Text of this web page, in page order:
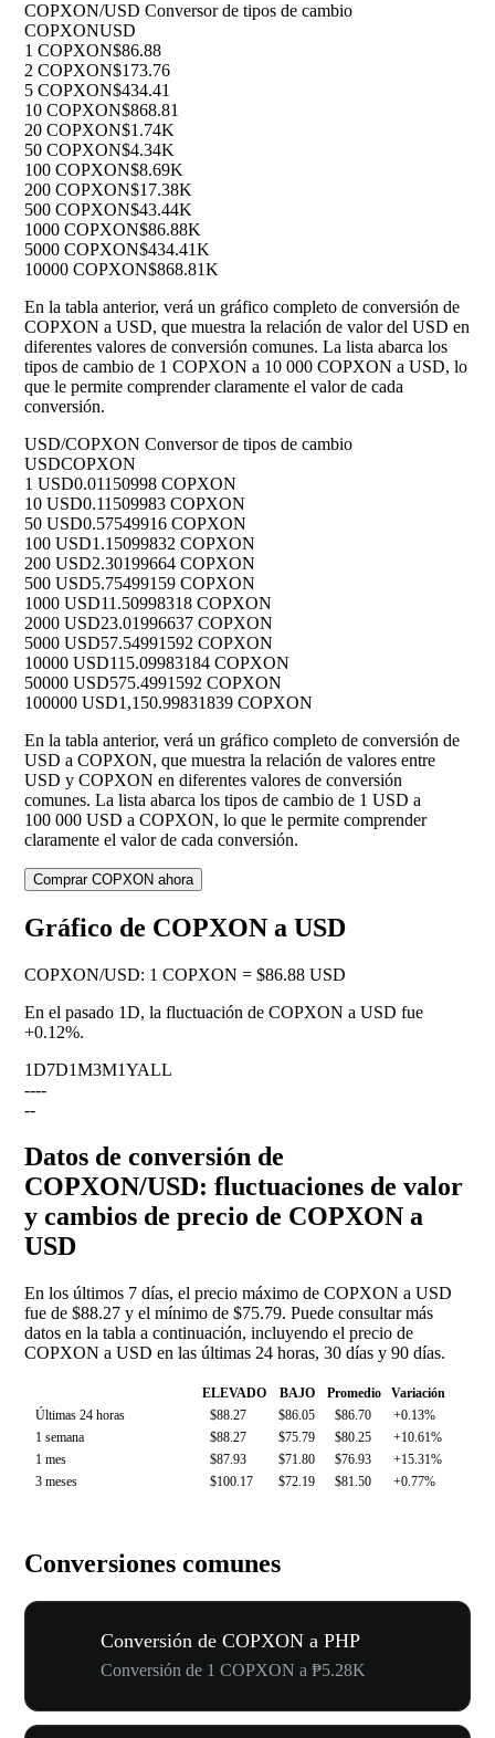
COPXON/USD Conversor de tipos de cambio
COPXONUSD
1 COPXON$86.88
2 COPXON$173.76
5 COPXON$434.41
10 COPXON$868.81
20 COPXON$1.74K
50 COPXON$4.34K
100 COPXON$8.69K
200 COPXON$17.38K
500 COPXON$43.44K
1000 COPXON$86.88K
5000 COPXON$434.41K
10000 COPXON$868.81K
En la tabla anterior, verá un gráfico completo de conversión de
COPXON a USD, que muestra la relación de valor del USD en
diferentes valores de conversión comunes. La lista abarca los
tipos de cambio de 1 COPXON a 10 000 COPXON a USD, lo
que le permite comprender claramente el valor de cada
conversión.
USD/COPXON Conversor de tipos de cambio
USDCOPXON
1 USD0.01150998 COPXON
10 USD0.11509983 COPXON
50 USD0.57549916 COPXON
100 USD1.15099832 COPXON
200 USD2.30199664 COPXON
500 USD5.75499159 COPXON
1000 USD11.50998318 COPXON
2000 USD23.01996637 COPXON
5000 USD57.54991592 COPXON
10000 USD115.09983184 COPXON
50000 USD575.4991592 COPXON
100000 USD1,150.99831839 COPXON
En la tabla anterior, verá un gráfico completo de conversión de
USD a COPXON, que muestra la relación de valores entre
USD y COPXON en diferentes valores de conversión
comunes. La lista abarca los tipos de cambio de 1 USD a
100 000 USD a COPXON, lo que le permite comprender
claramente el valor de cada conversión.
Comprar COPXON ahora
Gráfico de COPXON a USD
COPXON/USD: 1 COPXON = $86.88 USD
En el pasado 1D, la fluctuación de COPXON a USD fue
+0.12%.
1D7D1M3M1YALL
----
--
Datos de conversión de
COPXON/USD: fluctuaciones de valor
y cambios de precio de COPXON a
USD
En los últimos 7 días, el precio máximo de COPXON a USD
fue de $88.27 y el mínimo de $75.79. Puede consultar más
datos en la tabla a continuación, incluyendo el precio de
COPXON a USD en las últimas 24 horas, 30 días y 90 días.
ELEVADO BAJO Promedio
Variación
Últimas 24 horas
$88.27 $86.05 $86.70
+0.13%
1 semana
$88.27 $75.79 $80.25
+10.61%
1 mes
$87.93 $71.80 $76.93
+15.31%
3 meses
$100.17 $72.19 $81.50 +0.77%
Conversiones comunes
Conversión de COPXON a PHP
Conversión de 1 COPXON a ₱5.28K